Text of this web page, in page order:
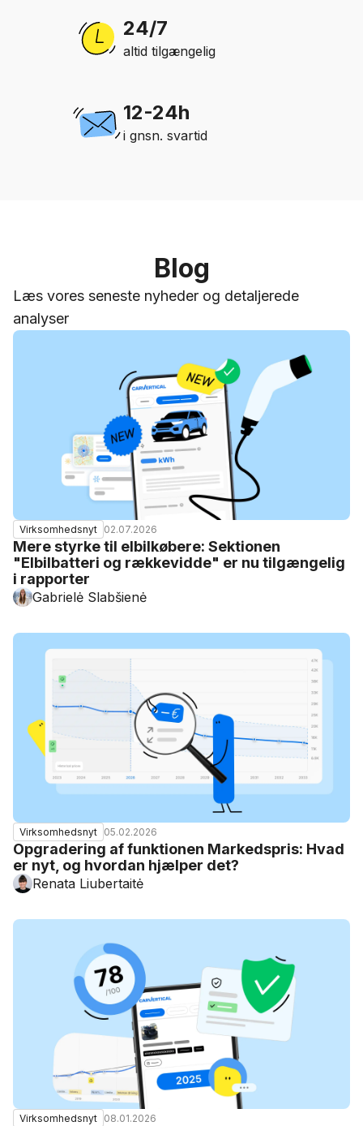
24/7
altid tilgængelig
12-24h
i gnsn. svartid
Blog
Læs vores seneste nyheder og detaljerede
analyser
Virksomhedsnyt 02.07.2026
Mere styrke til elbilkøbere: Sektionen
"Elbilbatteri og rækkevidde" er nu tilgængelig
i rapporter
Gabrielė Slabšienė
Virksomhedsnyt 05.02.2026
Opgradering af funktionen Markedspris: Hvad
er nyt, og hvordan hjælper det?
Renata Liubertaitė
Virksomhedsnyt 08.01.2026